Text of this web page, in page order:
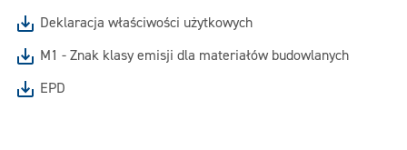
Deklaracja właściwości użytkowych
M1 - Znak klasy emisji dla materiałów budowlanych
EPD